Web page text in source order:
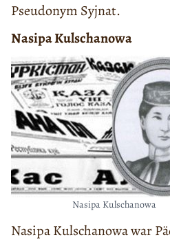
Pseudonym Syjnat.
Nasipa Kulschanowa
Nasipa Kulschanowa
Nasipa Kulschanowa war